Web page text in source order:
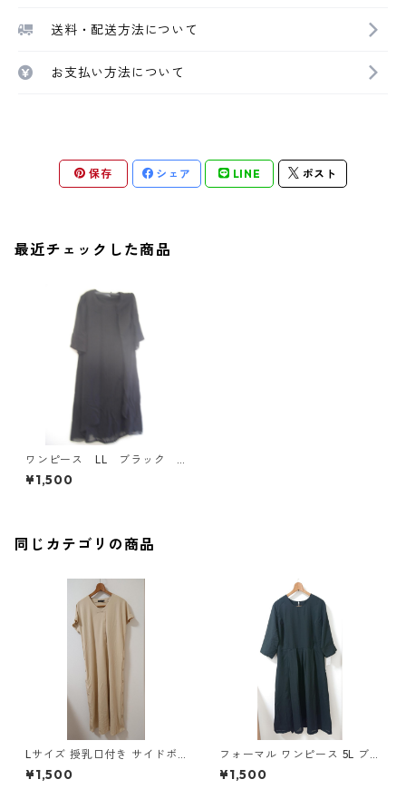
送料・配送方法について
お支払い方法について
保存 シェア LINE ポスト
最近チェックした商品
ワンピース LL ブラック I
Y-4523
¥1,500
同じカテゴリの商品
Lサイズ 授乳口付き サイドボ
タンデザイン ワンピース マタ
ニティ ベージュ ◆KIY-1303
¥1,500
フォーマル ワンピース 5L ブ
ラック ◆KIY-1300◆
¥1,500